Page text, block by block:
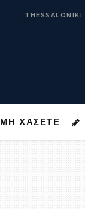
THESSALONIKI
ΜΗ ΧΑΣΕΤΕ
ΜΗ ΧΑΣΕΤΕ